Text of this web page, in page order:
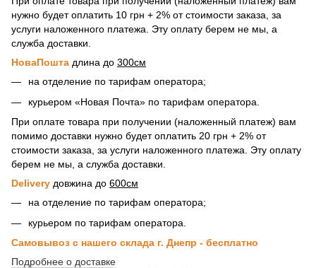
нужно будет оплатить 10 грн + 2% от стоимости заказа, за
услуги наложенного платежа. Эту оплату берем не мы, а
служба доставки.
НоваПошта длина до 300см
на отделение по тарифам оператора;
курьером «Новая Почта» по тарифам оператора.
При оплате товара при получении (наложенный платеж) вам
помимо доставки нужно будет оплатить 20 грн + 2% от
стоимости заказа, за услуги наложенного платежа. Эту оплату
берем не мы, а служба доставки.
Delivery довжина до 600см
на отделение по тарифам оператора;
курьером по тарифам оператора.
Самовывоз с нашего склада г. Днепр - бесплатно
Подробнее о доставке